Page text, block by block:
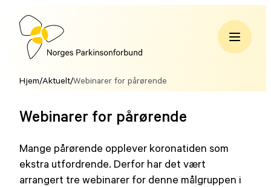
Hopp
innholdNorges
Hjem/Aktuelt/Webinarer for pårørende
Webinarer for pårørende
Mange pårørende opplever koronatiden som
ekstra utfordrende. Derfor har det vært
arrangert tre webinarer for denne målgruppen i